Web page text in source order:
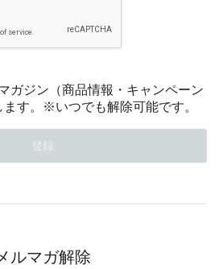
ガジン（商品情報・キャンペーン
す。※いつでも解除可能です。
ルマガ解除